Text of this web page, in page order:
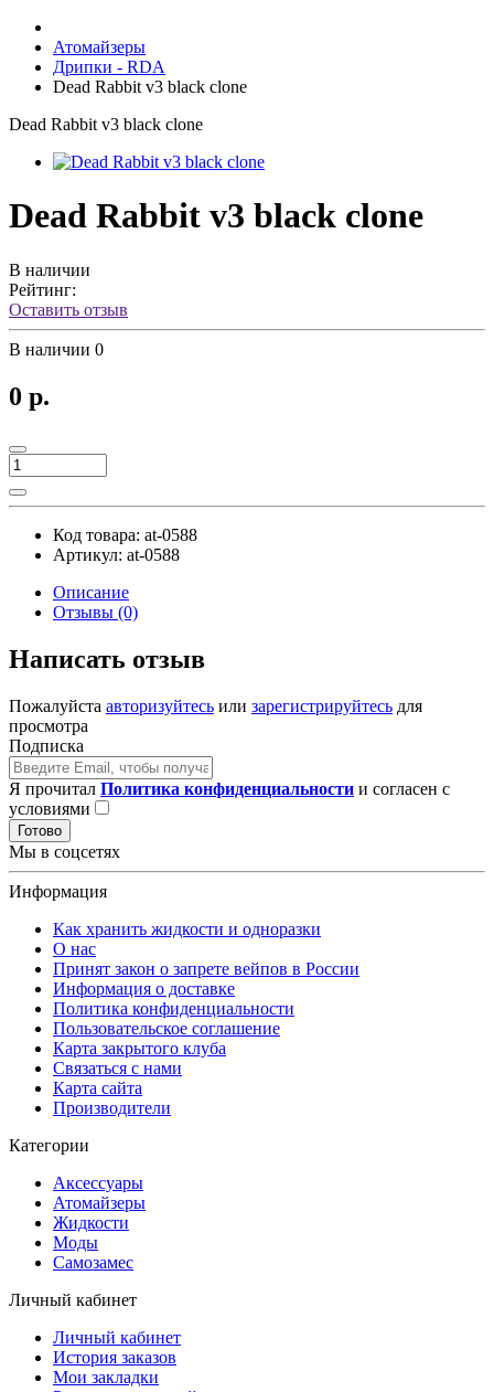
Атомайзеры
Дрипки - RDA
Dead Rabbit v3 black clone
Dead Rabbit v3 black clone
Dead Rabbit v3 black clone
В наличии
Рейтинг:
Оставить отзыв
В наличии 0
0 р.
Код товара: at-0588
Артикул: at-0588
Описание
Отзывы (0)
Написать отзыв
Пожалуйста авторизуйтесь или зарегистрируйтесь для
просмотра
Подписка
Я прочитал Политика конфиденциальности и согласен с
условиями
Готово
Мы в соцсетях
Информация
Как хранить жидкости и одноразки
О нас
Принят закон о запрете вейпов в России
Информация о доставке
Политика конфиденциальности
Пользовательское соглашение
Карта закрытого клуба
Связаться с нами
Карта сайта
Производители
Категории
Аксессуары
Атомайзеры
Жидкости
Моды
Самозамес
Личный кабинет
Личный кабинет
История заказов
Мои закладки